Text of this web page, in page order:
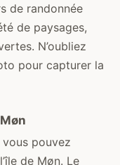
de randonnée
de paysages,
N’oubliez
pour capturer la
pouvez
de Møn. Le